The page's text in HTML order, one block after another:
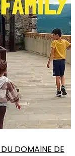
DOMAINE DE